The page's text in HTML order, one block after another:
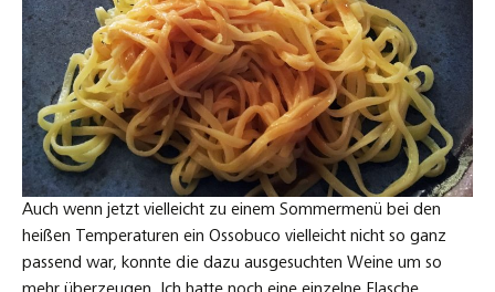
Auch wenn jetzt vielleicht zu einem Sommermenü bei den
heißen Temperaturen ein Ossobuco vielleicht nicht so ganz
passend war, konnte die dazu ausgesuchten Weine um so